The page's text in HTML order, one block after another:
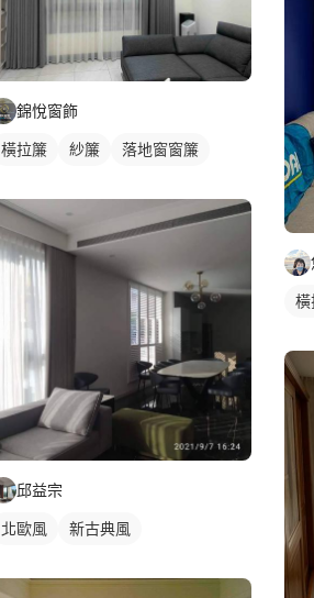
錦悅窗飾
橫拉簾 紗簾 落地窗窗簾
邱益宗
北歐風 新古典風
橫